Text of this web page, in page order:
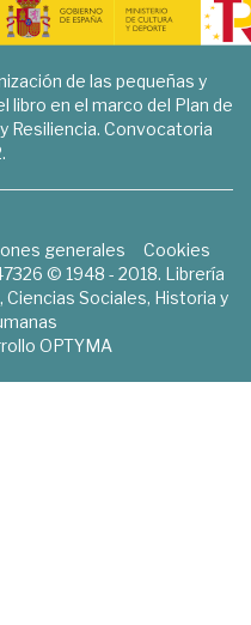
de las pequeñas y
en el marco del Plan de
Resiliencia. Convocatoria
generales
Cookies
© 1948 - 2018. Librería
Sociales, Historia y
OPTYMA